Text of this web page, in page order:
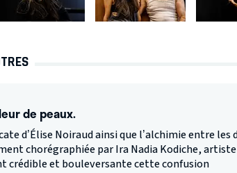
de peaux.
d’Élise Noiraud ainsi que l’alchimie entre les
chorégraphiée par Ira Nadia Kodiche, artiste
crédible et bouleversante cette confusion